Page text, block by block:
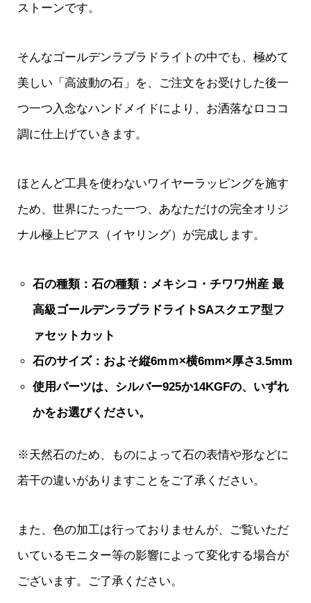
ストーンです。
そんなゴールデンラブラドライトの中でも、極めて
美しい「高波動の石」を、ご注文をお受けした後一
つ一つ入念なハンドメイドにより、お洒落なロココ
調に仕上げていきます。
ほとんど工具を使わないワイヤーラッピングを施す
ため、世界にたった一つ、あなただけの完全オリジ
ナル極上ピアス（イヤリング）が完成します。
石の種類：石の種類：メキシコ・チワワ州産 最
高級ゴールデンラブラドライトSAスクエア型フ
ァセットカット
石のサイズ：およそ縦6mｍ×横6mm×厚さ3.5mm
使用パーツは、シルバー925か14KGFの、いずれ
かをお選びください。
※天然石のため、ものによって石の表情や形などに
若干の違いがありますことをご了承ください。
また、色の加工は行っておりませんが、ご覧いただ
いているモニター等の影響によって変化する場合が
ございます。ご了承ください。